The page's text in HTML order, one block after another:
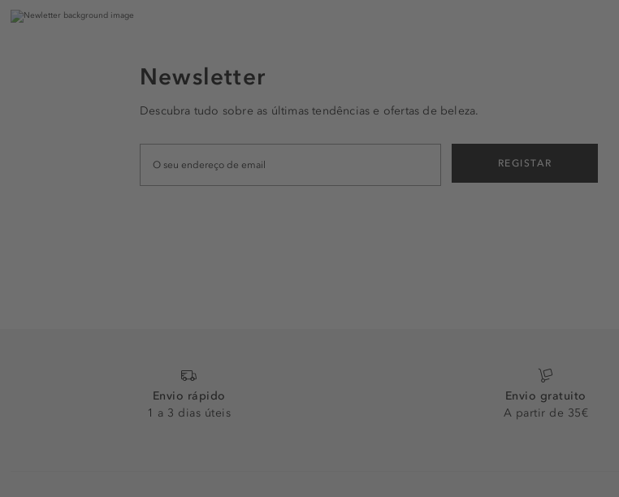
Newsletter
Descubra tudo sobre as últimas tendências e ofertas de beleza.
REGISTAR
Envio rápido
1 a 3 dias úteis
Envio gratuito
A partir de 35€